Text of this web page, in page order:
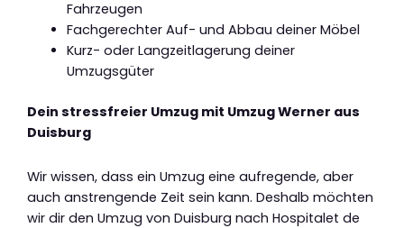
Fahrzeugen
Fachgerechter Auf- und Abbau deiner Möbel
Kurz- oder Langzeitlagerung deiner
Umzugsgüter
Dein stressfreier Umzug mit Umzug Werner aus
Duisburg
Wir wissen, dass ein Umzug eine aufregende, aber
auch anstrengende Zeit sein kann. Deshalb möchten
wir dir den Umzug von Duisburg nach Hospitalet de